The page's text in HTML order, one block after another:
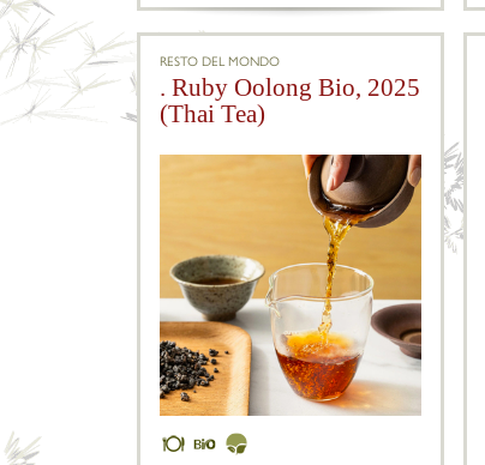
RESTO DEL MONDO
. Ruby Oolong Bio, 2025
(Thai Tea)